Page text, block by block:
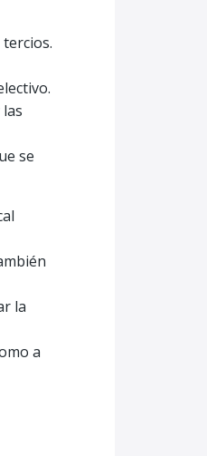
se
la
a